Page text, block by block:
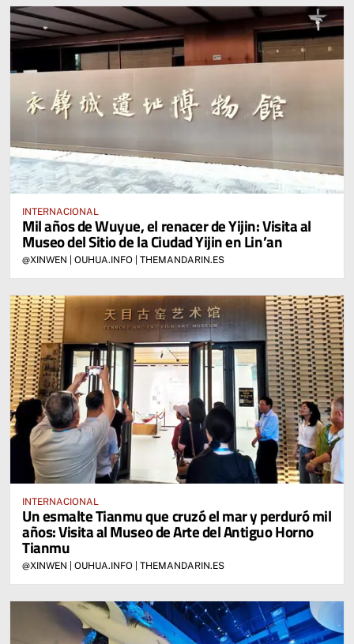
INTERNACIONAL
Mil años de Wuyue, el renacer de Yijin: Visita al
Museo del Sitio de la Ciudad Yijin en Lin’an
@XINWEN | OUHUA.INFO | THEMANDARIN.ES
INTERNACIONAL
Un esmalte Tianmu que cruzó el mar y perduró mil
años: Visita al Museo de Arte del Antiguo Horno
Tianmu
@XINWEN | OUHUA.INFO | THEMANDARIN.ES